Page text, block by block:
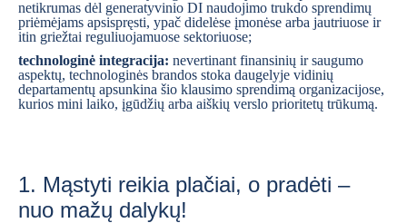
netikrumas dėl generatyvinio DI naudojimo trukdo sprendimų
priėmėjams apsispręsti, ypač didelėse įmonėse arba jautriuose ir
itin griežtai reguliuojamuose sektoriuose;
technologinė integracija: nevertinant finansinių ir saugumo
aspektų, technologinės brandos stoka daugelyje vidinių
departamentų apsunkina šio klausimo sprendimą organizacijose,
kurios mini laiko, įgūdžių arba aiškių verslo prioritetų trūkumą.
1. Mąstyti reikia plačiai, o pradėti –
nuo mažų dalykų!